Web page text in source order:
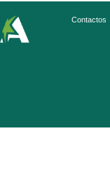
Contactos